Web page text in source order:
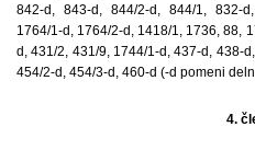
842-d, 843-d, 844/2-d, 844/1, 832-
1764/1-d, 1764/2-d, 1418/1, 1736, 88,
d, 431/2, 431/9, 1744/1-d, 437-d, 438-
454/2-d, 454/3-d, 460-d (-d pomeni
4.